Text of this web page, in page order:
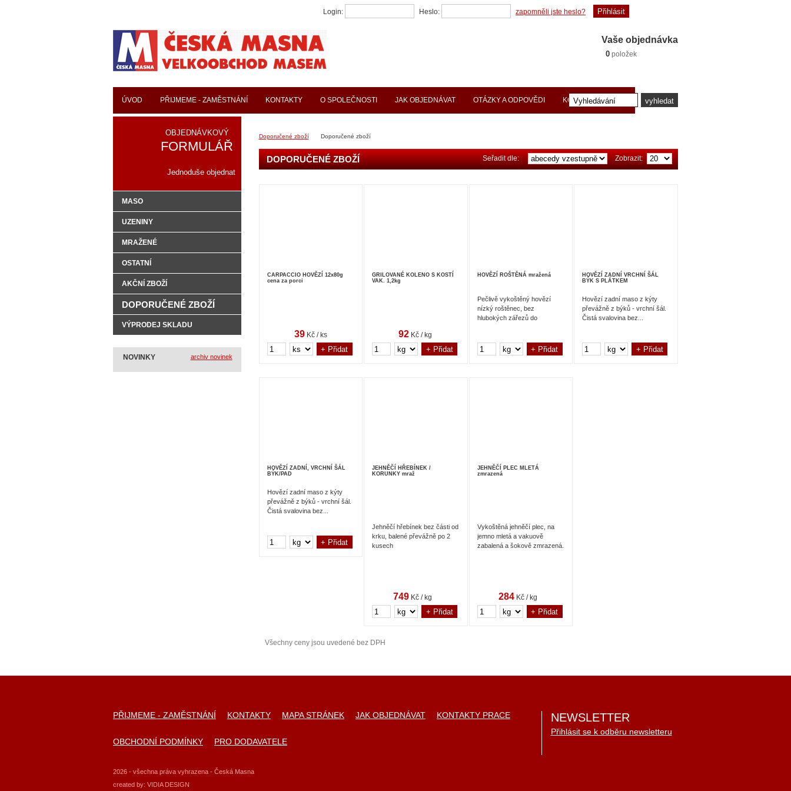
ÚVOD PŘIJMEME - ZAMĚSTNÁNÍ KONTAKTY O SPOLEČNOSTI JAK OBJEDNÁVAT OTÁZKY A ODPOVĚDI KONTAKTY PRACE
Login: Heslo: zapomněli jste heslo?
Vaše objednávka
0 položek
Doporučené zboží Doporučené zboží
DOPORUČENÉ ZBOŽÍ Seřadit dle: Zobrazit:
CARPACCIO HOVĚZÍ 12x80g
cena za porci
39Kč / ks
GRILOVANÉ KOLENO S KOSTÍ
VAK. 1,2kg
92 Kč / kg
HOVĚZÍ ROŠTĚNÁ mražená
Pečlivě vykoštěný hovězí
nízký roštěnec, bez
hlubokých zářezů do
HOVĚZÍ ZADNÍ VRCHNÍ ŠÁL
BÝK S PLÁTKEM
Hovězí zadní maso z kýty
převážně z býků - vrchní šál.
Čistá svalovina bez...
HOVĚZÍ ZADNÍ, VRCHNÍ ŠÁL
BÝK/PAD
Hovězí zadní maso z kýty
převážně z býků - vrchní šál.
Čistá svalovina bez...
JEHNĚČÍ HŘEBÍNEK /
KORUNKY mraž
Jehněčí hřebínek bez části od
krku, balené převážně po 2
kusech
749 Kč / kg
JEHNĚČÍ PLEC MLETÁ
zmrazená
Vykoštěná jehněčí plec, na
jemno mletá a vakuově
zabalená a šokově zmrazená.
284Kč / kg
Všechny ceny jsou uvedené bez DPH
OBJEDNÁVKOVÝ
FORMULÁŘ
Jednoduše objednat
MASO
UZENINY
MRAŽENÉ
OSTATNÍ
AKČNÍ ZBOŽÍ
DOPORUČENÉ ZBOŽÍ
VÝPRODEJ SKLADU
NOVINKY archiv novinek
PŘIJMEME - ZAMĚSTNÁNÍ KONTAKTY MAPA STRÁNEK JAK OBJEDNÁVAT KONTAKTY PRACE
OBCHODNÍ PODMÍNKY PRO DODAVATELE
2026 - všechna práva vyhrazena - Česká Masna
created by: VIDIA DESIGN
NEWSLETTER
Přihlásit se k odběru newsletteru